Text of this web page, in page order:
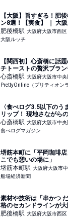
【大阪】旨すぎる！肥
ン8選！【実食】 ｜ 大
肥後橋駅 大阪府大阪市西区
大阪ルッチ
【関西初】心斎橋に話
チトーストの贅沢ブラ
心斎橋駅 大阪府大阪市中央
PrettyOnline（プリティオン
〈食べログ3.5以下のう
リップ！ 現地さながら
ェとは？ | 食べログマガ
心斎橋駅 大阪府大阪市中央
食べログマガジン
堺筋本町に「平岡珈琲
こでも憩いの場に」
堺筋本町駅 大阪府大阪市
船場経済新聞
素材や技術は「串かつ
格のセカンドラインが
ログマガジン
肥後橋駅 大阪府大阪市西区